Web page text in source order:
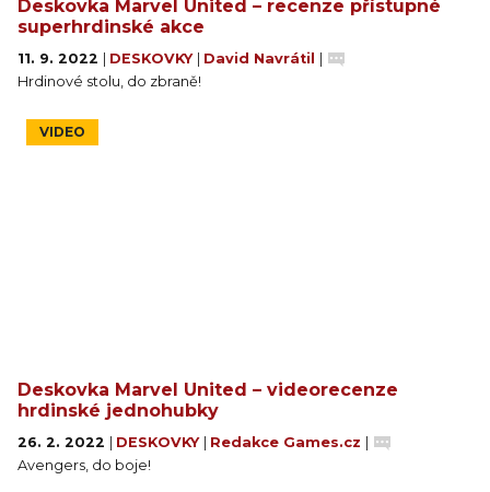
Deskovka Marvel United – recenze přístupné
superhrdinské akce
11. 9. 2022 DESKOVKY David Navrátil
Hrdinové stolu, do zbraně!
VIDEO
Deskovka Marvel United – videorecenze
hrdinské jednohubky
26. 2. 2022 DESKOVKY Redakce Games.cz
Avengers, do boje!